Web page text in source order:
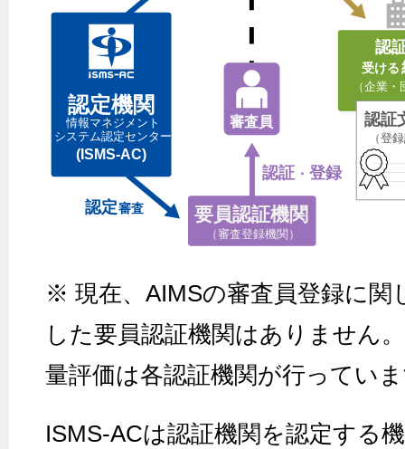
※ 現在、AIMSの審査員登録に関
した要員認証機関はありません
量評価は各認証機関が行ってい
ISMS-ACは認証機関を認定する